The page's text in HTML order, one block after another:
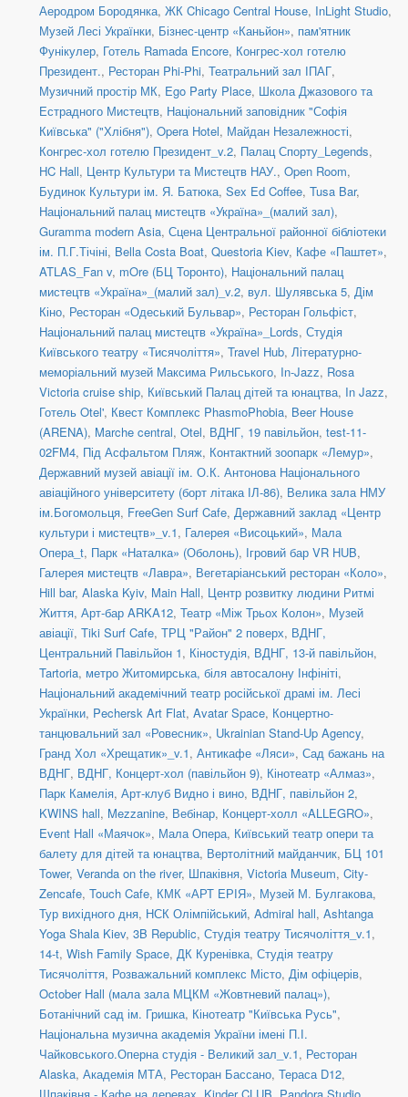
Аеродром Бородянка, ЖК Chicago Central House, InLight Studio,
Музей Лесі Українки, Бізнес-центр «Каньйон», пам'ятник
Фунікулер, Готель Ramada Encore, Конгрес-хол готелю
Президент., Ресторан Phi-Phi, Театральний зал ІПАГ,
Музичний простір МК, Ego Party Place, Школа Джазового та
Естрадного Мистецтв, Національний заповідник "Софія
Київська" ("Хлібня"), Opera Hotel, Майдан Незалежності,
Конгрес-хол готелю Президент_v.2, Палац Спорту_Legends,
HC Hall, Центр Культури та Мистецтв НАУ., Open Room,
Будинок Культури ім. Я. Батюка, Sex Ed Coffee, Tusa Bar,
Національний палац мистецтв «Україна»_(малий зал),
Guramma modern Asia, Сцена Центральної районної бібліотеки
ім. П.Г.Тічіні, Bella Costa Boat, Questoria Kiev, Кафе «Паштет»,
ATLAS_Fan v, mOre (БЦ Торонто), Національний палац
мистецтв «Україна»_(малий зал)_v.2, вул. Шулявська 5, Дім
Кіно, Ресторан «Одеський Бульвар», Ресторан Гольфіст,
Національний палац мистецтв «Україна»_Lords, Студія
Київського театру «Тисячоліття», Travel Hub, Літературно-
меморіальний музей Максима Рильського, In-Jazz, Rosa
Victoria cruise ship, Київський Палац дітей та юнацтва, In Jazz,
Готель Otel', Квест Комплекс PhasmoPhobia, Beer House
(ARENA), Marche central, Otel, ВДНГ, 19 павільйон, test-11-
02FM4, Під Асфальтом Пляж, Контактний зоопарк «Лемур»,
Державний музей авіації ім. О.К. Антонова Національного
авіаційного університету (борт літака ІЛ-86), Велика зала НМУ
ім.Богомольця, FreeGen Surf Cafe, Державний заклад «Центр
культури і мистецтв»_v.1, Галерея «Висоцький», Мала
Опера_t, Парк «Наталка» (Оболонь), Ігровий бар VR HUB,
Галерея мистецтв «Лавра», Вегетаріанський ресторан «Коло»,
Hill bar, Alaska Kyiv, Main Hall, Центр розвитку людини Ритмі
Життя, Арт-бар ARKA12, Театр «Між Трьох Колон», Музей
авіації, Tiki Surf Cafe, ТРЦ "Район" 2 поверх, ВДНГ,
Центральний Павільйон 1, Кіностудія, ВДНГ, 13-й павільйон,
Tartoria, метро Житомирська, біля автосалону Інфініті,
Національний академічний театр російської драмі ім. Лесі
Українки, Pechersk Art Flat, Avatar Space, Концертно-
танцювальний зал «Ровесник», Ukrainian Stand-Up Agency,
Гранд Хол «Хрещатик»_v.1, Антикафе «Ляси», Сад бажань на
ВДНГ, ВДНГ, Концерт-хол (павільйон 9), Кінотеатр «Алмаз»,
Парк Камелія, Арт-клуб Видно і вино, ВДНГ, павільйон 2,
KWINS hall, Mezzanine, Вебінар, Концерт-холл «ALLEGRO»,
Event Hall «Маячок», Мала Опера, Київський театр опери та
балету для дітей та юнацтва, Вертолітний майданчик, БЦ 101
Tower, Veranda on the river, Шпаківня, Victoria Museum, City-
Zencafe, Touch Cafe, КМК «АРТ ЕРІЯ», Музей М. Булгакова,
Тур вихідного дня, НСК Олімпійський, Admiral hall, Ashtanga
Yoga Shala Kiev, 3B Republic, Студія театру Тисячоліття_v.1,
14-t, Wish Family Space, ДК Куренівка, Студія театру
Тисячоліття, Розважальний комплекс Місто, Дім офіцерів,
October Hall (мала зала МЦКМ «Жовтневий палац»),
Ботанічний сад ім. Гришка, Кінотеатр "Київська Русь",
Національна музична академія України імені П.І.
Чайковського.Оперна студія - Великий зал_v.1, Ресторан
Alaska, Академія МТА, Ресторан Бассано, Тераса D12,